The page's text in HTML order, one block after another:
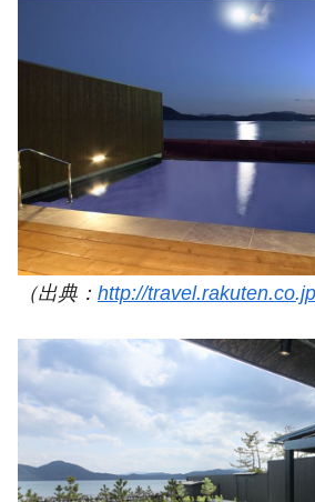
（出典： http://